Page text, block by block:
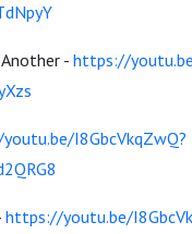
- https://
I8GbcVkqZwQ?
https://youtu.be/